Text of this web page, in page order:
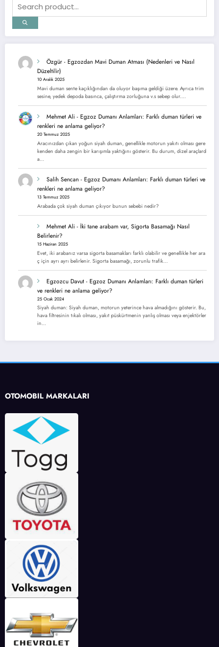
Özgür - Egzozdan Mavi Duman Atması (Nedenleri ve Nasıl
Düzeltilir)
10 Aralık 2025
Mavi duman sente kaçıklığından da oluyor başıma geldiği üzere. Ayrıca trim
sesine, yedek depoda basınca, çalıştırma zorluğuna v.s sebep olur.…
Mehmet Ali - Egzoz Dumanı Anlamları: Farklı duman türleri ve
renkleri ne anlama geliyor?
20 Temmuz 2025
Aracınızdan çıkan yoğun siyah duman, genellikle motorun yakıtı olması gere
kenden daha zengin bir karışımla yaktığını gösterir. Bu durum, dizel araçlard
a…
Salih Sencan - Egzoz Dumanı Anlamları: Farklı duman türleri ve
renkleri ne anlama geliyor?
13 Temmuz 2025
Arabada çok siyah duman çıkıyor bunun sebebi nedir?
Mehmet Ali - İki tane arabam var, Sigorta Basamağı Nasıl
Belirlenir?
15 Haziran 2025
Evet, iki arabanız varsa sigorta basamakları farklı olabilir ve genellikle her ara
ç için ayrı ayrı belirlenir. Sigorta basamağı, zorunlu trafik…
Egzozcu Davut - Egzoz Dumanı Anlamları: Farklı duman türleri
ve renkleri ne anlama geliyor?
25 Ocak 2024
Siyah duman: Siyah duman, motorun yeterince hava almadığını gösterir. Bu,
hava filtresinin tıkalı olması, yakıt püskürtmenin yanlış olması veya enjektörler
in…
OTOMOBİL MARKALARI